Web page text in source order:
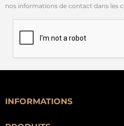
nos informations de contact dans les
INFORMATIONS